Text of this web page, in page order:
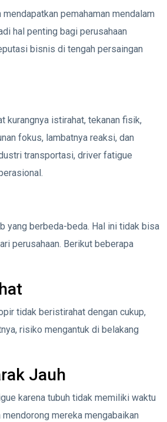
pemahaman mendalam
hal penting bagi perusahaan
bisnis di tengah persaingan
kurangnya istirahat, tekanan fisik,
fokus, lambatnya reaksi, dan
transportasi, driver fatigue
yang berbeda-beda. Hal ini tidak bisa
perusahaan. Berikut beberapa
tidak beristirahat dengan cukup,
risiko mengantuk di belakang
Jauh
karena tubuh tidak memiliki waktu
mereka mengabaikan